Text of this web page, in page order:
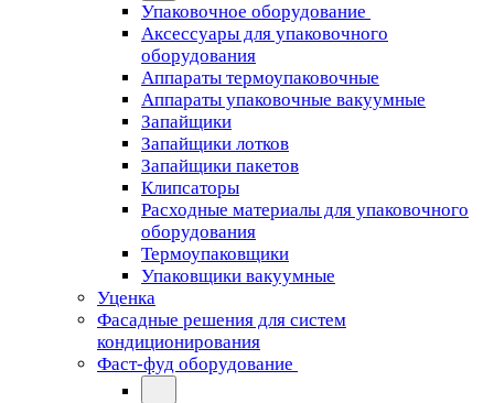
Упаковочное оборудование
Аксессуары для упаковочного
оборудования
Аппараты термоупаковочные
Аппараты упаковочные вакуумные
Запайщики
Запайщики лотков
Запайщики пакетов
Клипсаторы
Расходные материалы для упаковочного
оборудования
Термоупаковщики
Упаковщики вакуумные
Уценка
Фасадные решения для систем
кондиционирования
Фаст-фуд оборудование